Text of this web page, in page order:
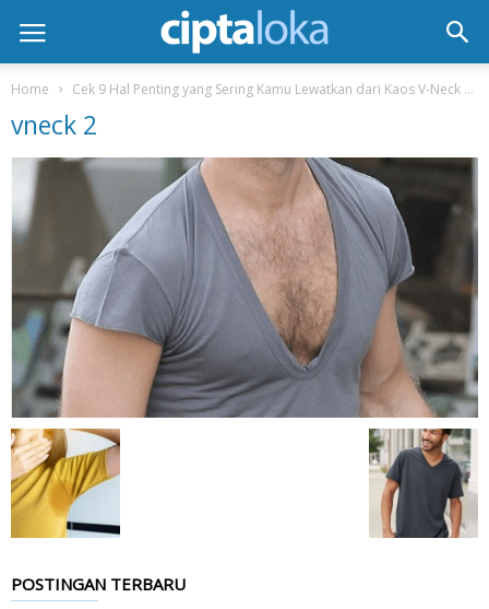
Home Cek 9 Hal Penting yang Sering Kamu Lewatkan dari Kaos V-Neck
vneck 2
POSTINGAN TERBARU